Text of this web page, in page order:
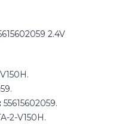
2.4V
55615602059.
2-V150H.